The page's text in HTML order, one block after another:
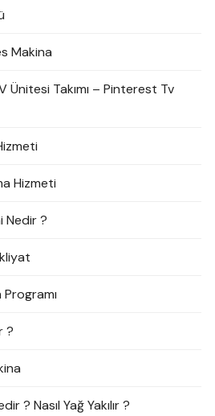
Makina
Takımı – Pinterest Tv
Hizmeti
Nedir ?
?
? Nasıl Yağ Yakılır ?